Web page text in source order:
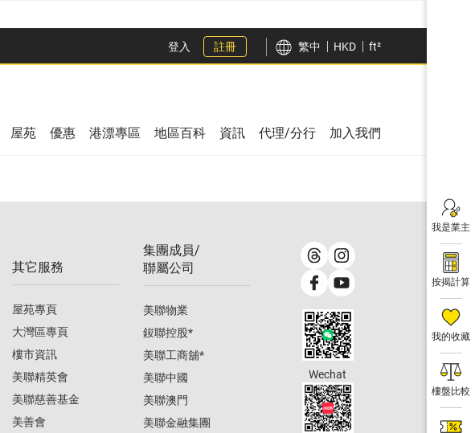
登入 註冊 繁中 HKD ft²
我是業主
按揭計算
我的收藏
樓盤比較
屋苑 優惠 港漂專區 地區百科 資訊 代理/分行 加入我們
其它服務
屋苑專頁
大灣區專頁
樓市資訊
美聯精英會
美聯慈善基金
美善會
集團成員/
聯屬公司
美聯物業
鋑聯控股*
美聯工商舖*
美聯中國
美聯澳門
美聯金融集團
Wechat